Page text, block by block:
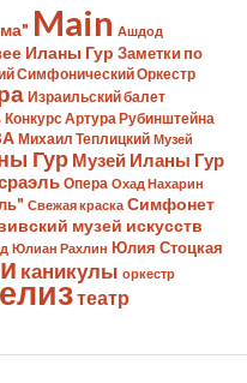
Main Ашдод
Иланы Гур Заметки по
Симфонический Оркестр
Израильский балет
Конкурс Артура Рубинштейна
Михаил Теплицкий Музей
Гур Музей Иланы Гур
Опера Охад Нахарин
Свежая краска Симфонет
музей искусств
Юлиан Рахлин Юлия Стоцкая
каникулы оркестр
театр